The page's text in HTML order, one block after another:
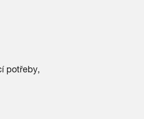
potřeby,